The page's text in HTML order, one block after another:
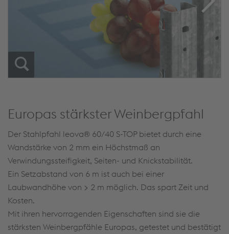
Europas stärkster Weinbergpfahl
Der Stahlpfahl leova® 60/40 S-TOP bietet durch eine
Wandstärke von 2 mm ein Höchstmaß an
Verwindungssteifigkeit, Seiten- und Knickstabilität.
Ein Setzabstand von 6 m ist auch bei einer
Laubwandhöhe von > 2 m möglich. Das spart Zeit und
Kosten.
Mit ihren hervorragenden Eigenschaften sind sie die
stärksten Weinbergpfähle Europas, getestet und bestätigt